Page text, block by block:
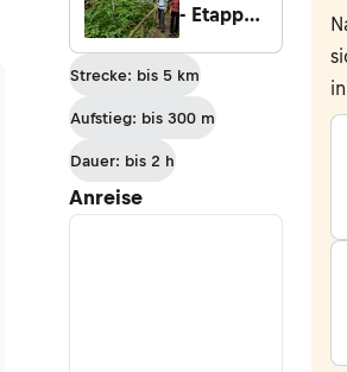
- Etappe
Wängle -
Füssen
Strecke: bis 5 km
Aufstieg: bis 300 m
Dauer: bis 2 h
Anreise